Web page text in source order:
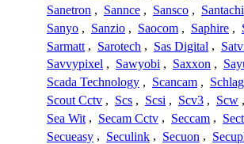
Sanetron , Sannce , Sansco , Santachi
Sanyo , Sanzio , Saocom , Saphire ,
Sarmatt , Sarotech , Sas Digital ,
Savvypixel , Sawyobi , Saxxon ,
Scada Technology , Scancam ,
Scout Cctv , Scs , Scsi , Scv3 , Scw ,
Sea Wit , Secam Cctv , Seccam ,
Secueasy , Seculink , Secuon ,